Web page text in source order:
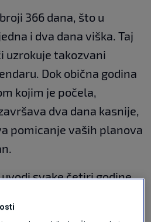
broji 366 dana, što u
i dva dana viška. Taj
uzrokuje takozvani
Dok obična godina
kojim je počela,
dva dana kasnije,
pomicanje vaših planova
svake četiri godine
365 dana dok obilazi